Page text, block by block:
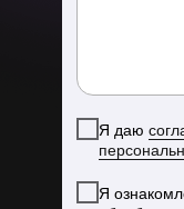
Я даю
Я